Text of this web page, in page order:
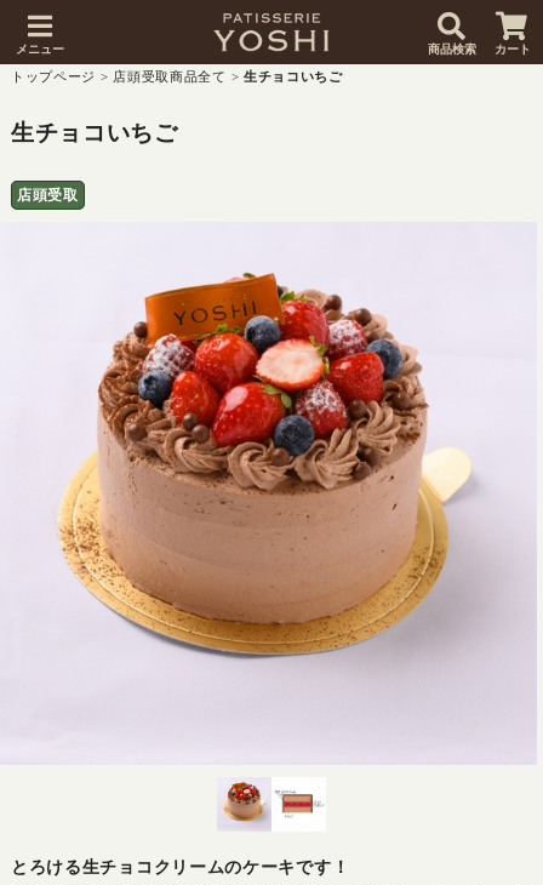
メニュー 商品検索 カート
トップページ > 店頭受取商品全て > 生チョコいちご
生チョコいちご
店頭受取
とろける生チョコクリームのケーキです！